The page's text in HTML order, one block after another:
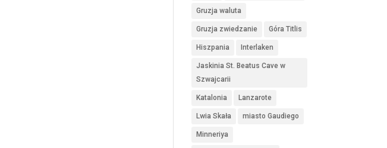
Gruzja waluta
Gruzja zwiedzanie Góra Titlis
Hiszpania Interlaken
Jaskinia St. Beatus Cave w
Szwajcarii
Katalonia Lanzarote
Lwia Skała miasto Gaudiego
Minneriya